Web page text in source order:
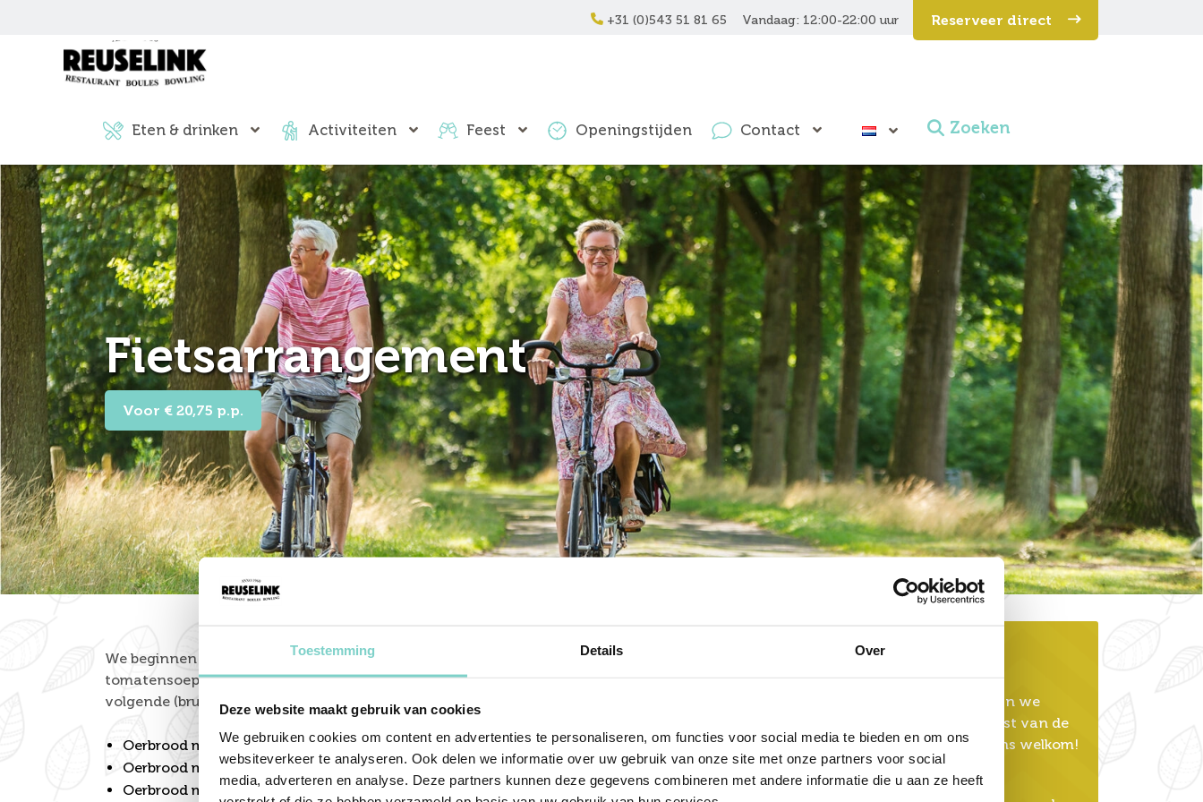
Toestemming Details Over
Deze website maakt gebruik van cookies
We gebruiken cookies om content en advertenties te personaliseren, om functies voor social media te bieden en om ons
websiteverkeer te analyseren. Ook delen we informatie over uw gebruik van onze site met onze partners voor social
media, adverteren en analyse. Deze partners kunnen deze gegevens combineren met andere informatie die u aan ze heeft
+31 (0)543 51 81 65 Vandaag: 12:00-22:00 uur Reserveer direct
Eten & drinken Activiteiten Feest Openingstijden Contact Zoeken
Fietsarrangement
Voor € 20,75 p.p.
We beginnen met een 2-gangen lunch. Deze begint met een romige
tomatensoep of een soep van de dag. Daarna heb je de keuze uit een van de
volgende (bruin of wit) broodjes:
Oerbrood met gemarineerde zalm, roomkaas & kappertjes
Oerbrood met gesmolten brie, lente-ui & honing
Oerbrood met ham, kaas, tomaat, sla & komkommer
Op maandag en dinsdag zijn we
helaas gesloten, maar de rest van de
week ben je van harte bij ons welkom!